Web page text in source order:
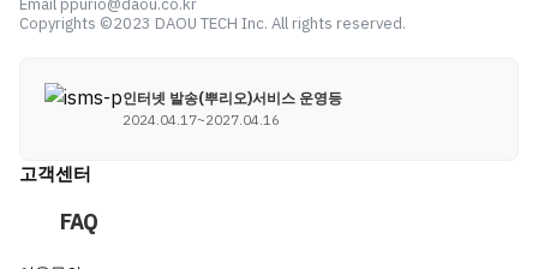
Copyrights ©2023 DAOU TECH Inc. All rights reserved.
인터넷 발송(뿌리오)서비스 운영등
2024.04.17~2027.04.16
고객센터
FAQ